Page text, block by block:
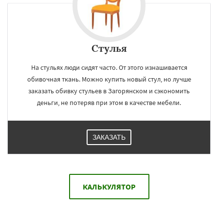
Стулья
На стульях люди сидят часто. От этого изнашивается
обивочная ткань. Можно купить новый стул, но лучше
заказать обивку стульев в Загорянском и сэкономить
деньги, не потеряв при этом в качестве мебели.
ЗАКАЗАТЬ
КАЛЬКУЛЯТОР